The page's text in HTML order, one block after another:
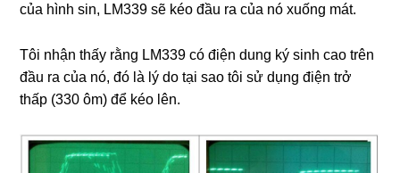
của hình sin, LM339 sẽ kéo đầu ra của nó xuống mát.
Tôi nhận thấy rằng LM339 có điện dung ký sinh cao trên
đầu ra của nó, đó là lý do tại sao tôi sử dụng điện trở
thấp (330 ôm) để kéo lên.